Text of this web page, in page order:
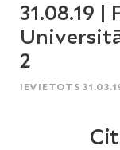
31.08.19
2
IEVIETOTS